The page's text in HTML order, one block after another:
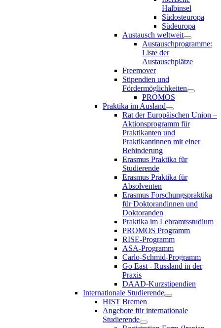
Halbinsel
Südosteuropa
Südeuropa
Austausch weltweit
Austauschprogramme:
Liste der
Austauschplätze
Freemover
Stipendien und
Fördermöglichkeiten
PROMOS
Praktika im Ausland
Rat der Europäischen Union –
Aktionsprogramm für
Praktikanten und
Praktikantinnen mit einer
Behinderung
Erasmus Praktika für
Studierende
Erasmus Praktika für
Absolventen
Erasmus Forschungspraktika
für Doktorandinnen und
Doktoranden
Praktika im Lehramtsstudium
PROMOS Programm
RISE-Programm
ASA-Programm
Carlo-Schmid-Programm
Go East - Russland in der
Praxis
DAAD-Kurzstipendien
Internationale Studierende
HIST Bremen
Angebote für internationale
Studierende